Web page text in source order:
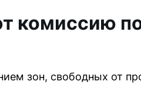
комиссию
зон, свободных от